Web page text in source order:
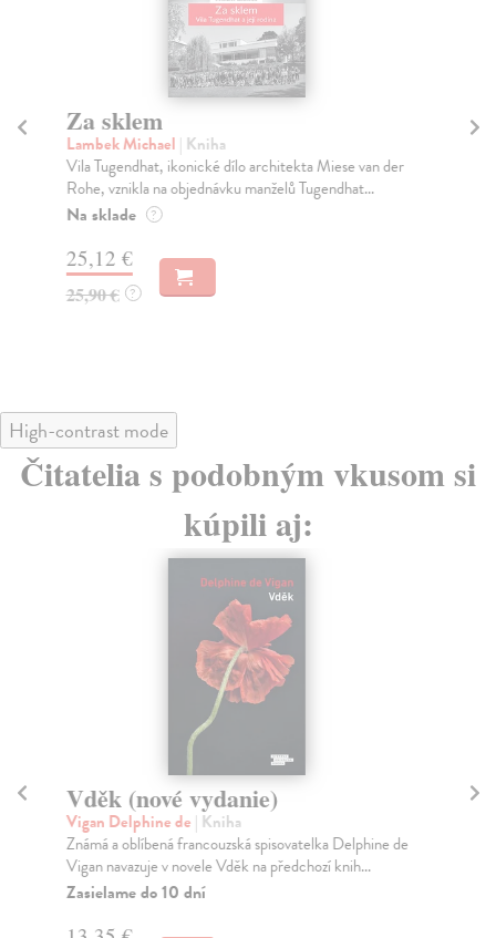
Za sklem
Lambek Michael | Kniha
Vila Tugendhat, ikonické dílo architekta Miese van der
Rohe, vznikla na objednávku manželů Tugendhat...
Na sklade ?
25,12 €
25,90 € ?
High-contrast mode
Čitatelia s podobným vkusom si
kúpili aj:
Vděk (nové vydanie)
Vigan Delphine de | Kniha
Známá a oblíbená francouzská spisovatelka Delphine de
Vigan navazuje v novele Vděk na předchozí knih...
Zasielame do 10 dní